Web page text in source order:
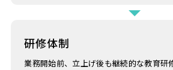
研修体制
業務開始前、立上げ後も継続的な教育研